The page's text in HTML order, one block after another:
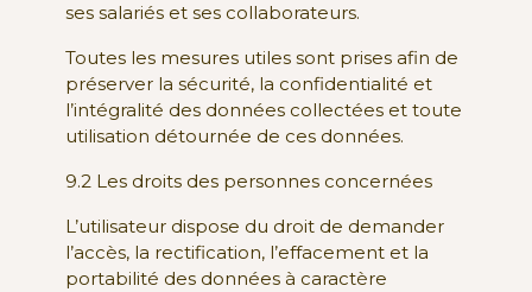
ses salariés et ses collaborateurs.
Toutes les mesures utiles sont prises afin de
préserver la sécurité, la confidentialité et
l’intégralité des données collectées et toute
utilisation détournée de ces données.
9.2 Les droits des personnes concernées
L’utilisateur dispose du droit de demander
l’accès, la rectification, l’effacement et la
portabilité des données à caractère